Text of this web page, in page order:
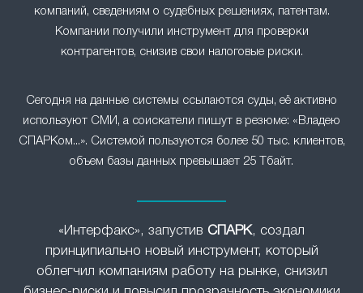
компаний, сведениям о судебных решениях, патентам.
Компании получили инструмент для проверки
контрагентов, снизив свои налоговые риски.
Сегодня на данные системы ссылаются суды, её активно
используют СМИ, а соискатели пишут в резюме: «Владею
СПАРКом...». Системой пользуются более 50 тыс. клиентов,
объем базы данных превышает 25 Тбайт.
«Интерфакс», запустив СПАРК, создал
принципиально новый инструмент, который
облегчил компаниям работу на рынке, снизил